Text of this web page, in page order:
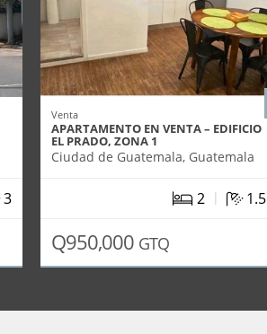
3
Venta
APARTAMENTO EN VENTA – EDIFICIO
EL PRADO, ZONA 1
Ciudad de Guatemala, Guatemala
2 | 1.5
Q950,000 GTQ